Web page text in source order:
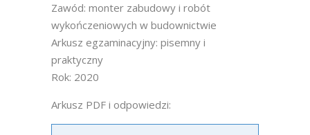
Zawód: monter zabudowy i robót
wykończeniowych w budownictwie
Arkusz egzaminacyjny: pisemny i
praktyczny
Rok: 2020
Arkusz PDF i odpowiedzi: